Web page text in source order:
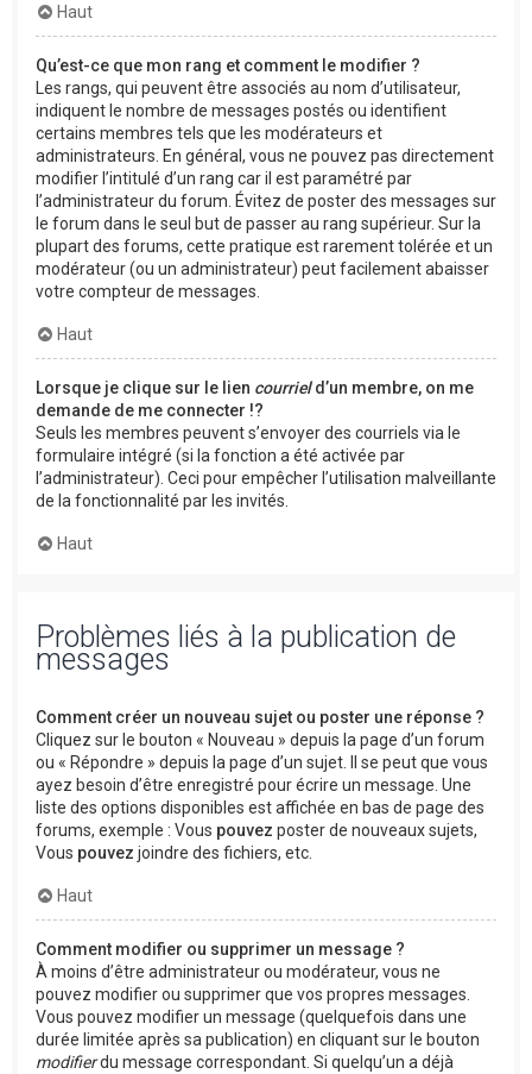
Haut
Qu’est-ce que mon rang et comment le modifier ?
Les rangs, qui peuvent être associés au nom d’utilisateur,
indiquent le nombre de messages postés ou identifient
certains membres tels que les modérateurs et
administrateurs. En général, vous ne pouvez pas directement
modifier l’intitulé d’un rang car il est paramétré par
l’administrateur du forum. Évitez de poster des messages sur
le forum dans le seul but de passer au rang supérieur. Sur la
plupart des forums, cette pratique est rarement tolérée et un
modérateur (ou un administrateur) peut facilement abaisser
votre compteur de messages.
Haut
Lorsque je clique sur le lien courrield’un membre, on me
demande de me connecter !?
Seuls les membres peuvent s’envoyer des courriels via le
formulaire intégré (si la fonction a été activée par
l’administrateur). Ceci pour empêcher l’utilisation malveillante
de la fonctionnalité par les invités.
Haut
Problèmes liés à la publication de
messages
Comment créer un nouveau sujet ou poster une réponse ?
Cliquez sur le bouton « Nouveau » depuis la page d’un forum
ou « Répondre » depuis la page d’un sujet. Il se peut que vous
ayez besoin d’être enregistré pour écrire un message. Une
liste des options disponibles est affichée en bas de page des
forums, exemple : Vous pouvez poster de nouveaux sujets,
Vous pouvez joindre des fichiers, etc.
Haut
Comment modifier ou supprimer un message ?
À moins d’être administrateur ou modérateur, vous ne
pouvez modifier ou supprimer que vos propres messages.
Vous pouvez modifier un message (quelquefois dans une
durée limitée après sa publication) en cliquant sur le bouton
modifierdu message correspondant. Si quelqu’un a déjà